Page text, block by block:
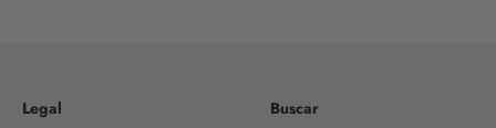
Legal
Buscar